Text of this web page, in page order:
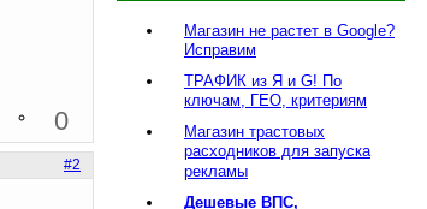
0
#2
Магазин не растет в Google?
Исправим
ТРАФИК из Я и G! По
ключам, ГЕО, критериям
Магазин трастовых
расходников для запуска
рекламы
Дешевые ВПС,